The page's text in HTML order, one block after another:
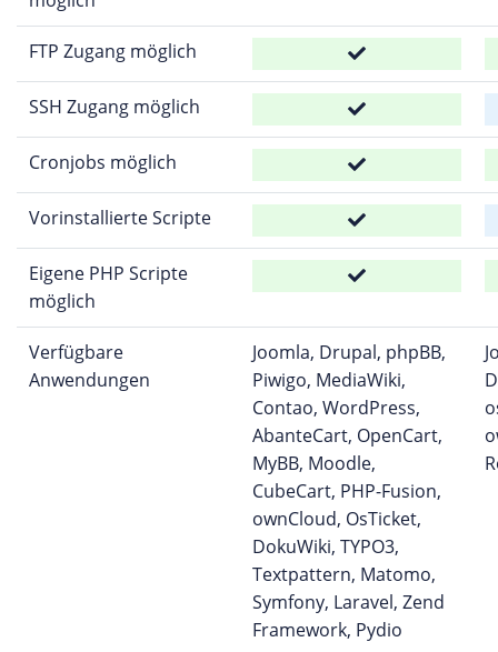
FTP Zugang möglich
SSH Zugang möglich
Cronjobs möglich
Vorinstallierte Scripte
Eigene PHP Scripte
möglich
Verfügbare
Anwendungen
Joomla, Drupal, phpBB,
Piwigo, MediaWiki,
Contao, WordPress,
AbanteCart, OpenCart,
MyBB, Moodle,
CubeCart, PHP-Fusion,
ownCloud, OsTicket,
DokuWiki, TYPO3,
Textpattern, Matomo,
Symfony, Laravel, Zend
Framework, Pydio